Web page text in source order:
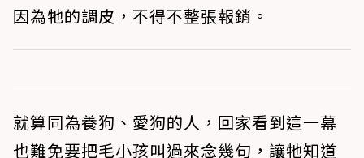
因為牠的調皮，不得不整張報銷。
就算同為養狗、愛狗的人，回家看到這一幕
也難免要把毛小孩叫過來念幾句，讓牠知道